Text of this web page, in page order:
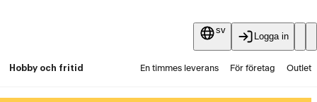
sv
Logga in
Hobby och fritid En timmes leverans För företag Outlet